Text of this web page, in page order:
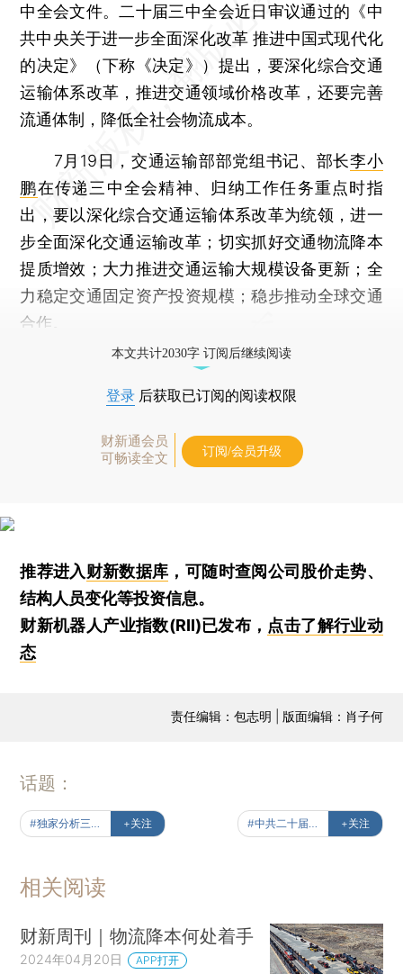
中全会文件。二十届三中全会近日审议通过的《中
共中央关于进一步全面深化改革 推进中国式现代化
的决定》（下称《决定》）提出，要深化综合交通
运输体系改革，推进交通领域价格改革，还要完善
流通体制，降低全社会物流成本。
7月19日，交通运输部部党组书记、部长李小
鹏在传递三中全会精神、归纳工作任务重点时指
出，要以深化综合交通运输体系改革为统领，进一
步全面深化交通运输改革；切实抓好交通物流降本
提质增效；大力推进交通运输大规模设备更新；全
力稳定交通固定资产投资规模；稳步推动全球交通
合作。
本文共计2030字 订阅后继续阅读
登录 后获取已订阅的阅读权限
财新通会员
可畅读全文
订阅/会员升级
推荐进入财新数据库 ，可随时查阅公司股价走势、
结构人员变化等投资信息。
财新机器人产业指数(RII)已发布， 点击了解行业动
态
责任编辑：包志明 | 版面编辑：肖子何
话题：
+关注 +关注
相关阅读
财新周刊｜物流降本何处着手
2024年04月20日 APP打开